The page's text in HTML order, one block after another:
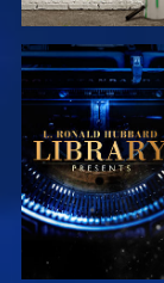
EXPLORA LAS
SERIES